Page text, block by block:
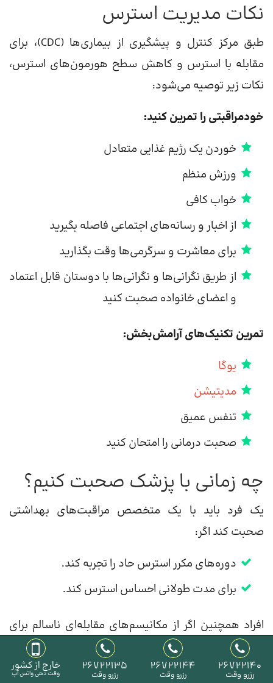
26722140
رزرو وقت
26722144
رزرو وقت
26722135
رزرو وقت
خارج از کشور
وقت دهی واتس آپ
نکات مدیریت استرس
طبق مرکز کنترل و پیشگیری از بیماری‌ها (CDC)، برای
مقابله با استرس و کاهش سطح هورمون‌های استرس،
نکات زیر توصیه می‌شود:
خودمراقبتی را تمرین کنید:
خوردن یک رژیم غذایی متعادل
ورزش منظم
خواب کافی
از اخبار و رسانه‌های اجتماعی فاصله بگیرید
برای معاشرت و سرگرمی‌ها وقت بگذارید
از طریق نگرانی‌ها و نگرانی‌ها با دوستان قابل اعتماد
و اعضای خانواده صحبت کنید
تمرین تکنیک‌های آرامش‌بخش:
یوگا
مدیتیشن
تنفس عمیق
صحبت درمانی را امتحان کنید
چه زمانی با پزشک صحبت کنیم؟
یک فرد باید با یک متخصص مراقبت‌های بهداشتی
صحبت کند اگر:
دوره‌های مکرر استرس حاد را تجربه کند.
برای مدت طولانی احساس استرس کند.
افراد همچنین اگر از مکانیسم‌های مقابله‌ای ناسالم برای
مقابله با استرس استفاده می‌کنند و می‌خواهند راه‌های
امن‌تری برای مدیریت احساسات خود بیابند، باید با پزشک